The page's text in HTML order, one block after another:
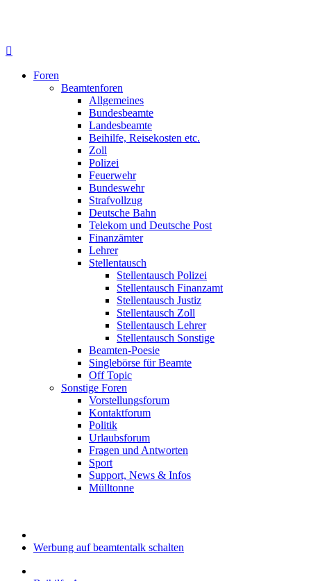
Foren
Beamtenforen
Allgemeines
Bundesbeamte
Landesbeamte
Beihilfe, Reisekosten etc.
Zoll
Polizei
Feuerwehr
Bundeswehr
Strafvollzug
Deutsche Bahn
Telekom und Deutsche Post
Finanzämter
Lehrer
Stellentausch
Stellentausch Polizei
Stellentausch Finanzamt
Stellentausch Justiz
Stellentausch Zoll
Stellentausch Lehrer
Stellentausch Sonstige
Beamten-Poesie
Singlebörse für Beamte
Off Topic
Sonstige Foren
Vorstellungsforum
Kontaktforum
Politik
Urlaubsforum
Fragen und Antworten
Sport
Support, News & Infos
Mülltonne
Werbung auf beamtentalk schalten